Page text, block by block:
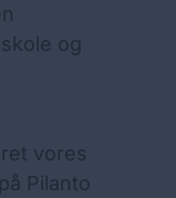
og
vores
Pilanto